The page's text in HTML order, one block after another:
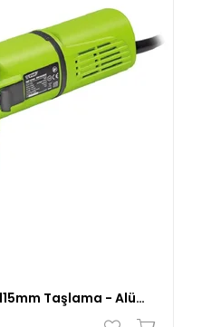
Wido wd02540950 950w 115mm Taşlama - Alüminyum Gövde